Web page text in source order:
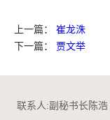
上一篇： 崔龙洙
下一篇： 贾文举
联系人:副秘书长陈浩